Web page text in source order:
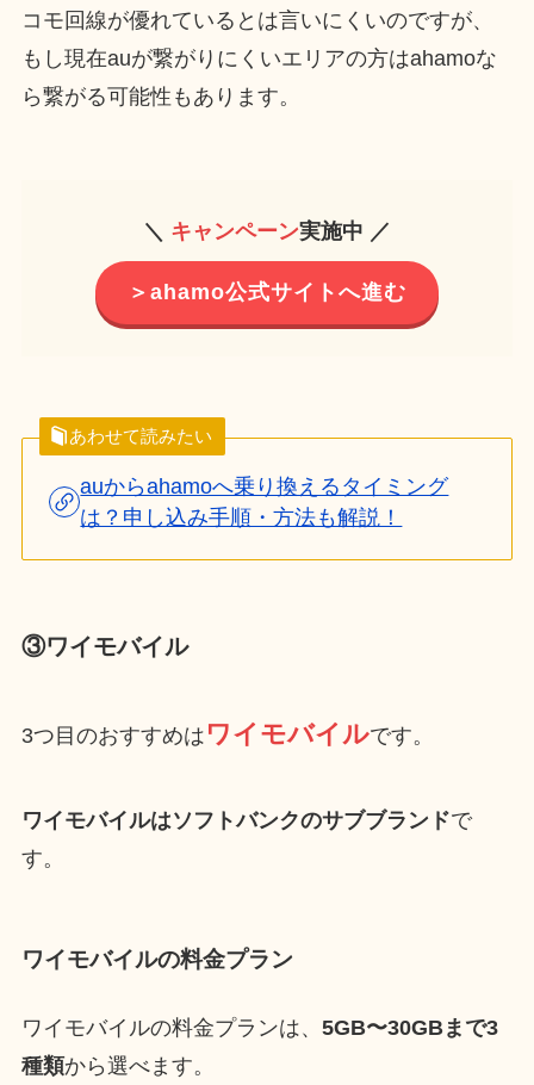
コモ回線が優れているとは言いにくいのですが、
もし現在auが繋がりにくいエリアの方はahamoな
ら繋がる可能性もあります。
＼ キャンペーン実施中 ／
＞ahamo公式サイトへ進む
あわせて読みたい
auからahamoへ乗り換えるタイミング
は？申し込み手順・方法も解説！
③ワイモバイル
3つ目のおすすめは ワイモバイルです。
ワイモバイルはソフトバンクのサブブランドで
す。
ワイモバイルの料金プラン
ワイモバイルの料金プランは、 5GB〜30GBまで3
種類から選べます。